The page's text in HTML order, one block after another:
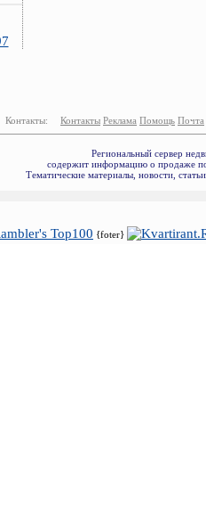
Контакты: Контакты Реклама Помощь Почта
Региональный сервер
содержит информацию о продаже
Тематические материалы, новости,
{foter}